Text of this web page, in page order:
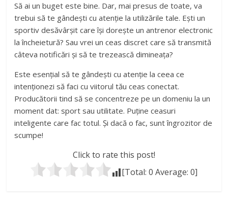
Să ai un buget este bine. Dar, mai presus de toate, va
trebui să te gândești cu atenție la utilizările tale. Ești un
sportiv desăvârșit care își dorește un antrenor electronic
la încheietură? Sau vrei un ceas discret care să transmită
câteva notificări și să te trezească dimineața?
Este esențial să te gândești cu atenție la ceea ce
intenționezi să faci cu viitorul tău ceas conectat.
Producătorii tind să se concentreze pe un domeniu la un
moment dat: sport sau utilitate. Puține ceasuri
inteligente care fac totul. Și dacă o fac, sunt îngrozitor de
scumpe!
Click to rate this post!
[Total:0 Average:0]